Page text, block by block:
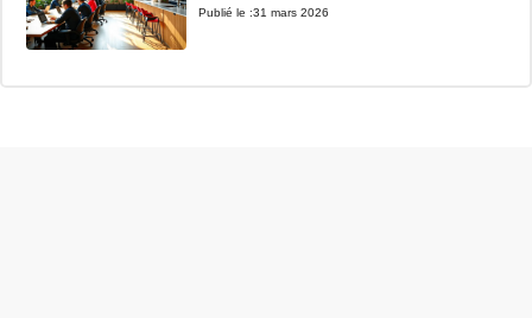
Publié le :31 mars 2026